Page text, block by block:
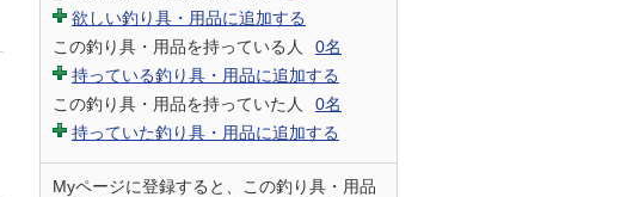
欲しい釣り具・用品に追加する
この釣り具・用品を持っている人
0名
持っている釣り具・用品に追加する
この釣り具・用品を持っていた人
0名
持っていた釣り具・用品に追加する
Myページに登録すると、この釣り具・用品